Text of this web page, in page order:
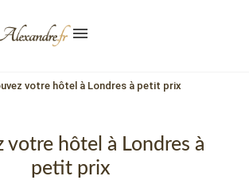
menu
votre hôtel à Londres à petit prix
votre hôtel à Londres à
petit prix